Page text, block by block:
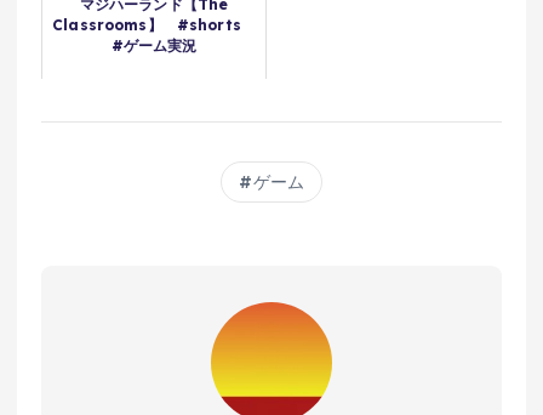
マジハーランド【The
Classrooms】 #shorts
#ゲーム実況
ゲーム